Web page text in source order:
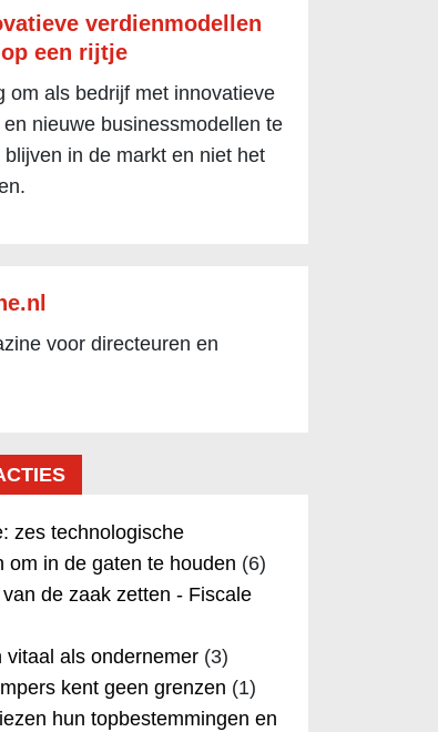
verdienmodellen
een rijtje
om als bedrijf met innovatieve
nieuwe businessmodellen te
in de markt en niet het
voor directeuren en
zes technologische
om in de gaten te houden (6)
de zaak zetten - Fiscale
vitaal als ondernemer(3)
kent geen grenzen (1)
hun topbestemmingen en